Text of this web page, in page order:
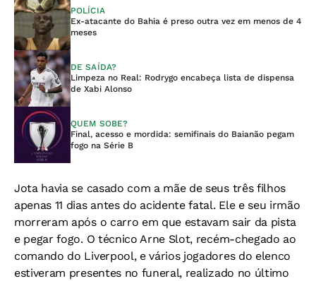
POLÍCIA
Ex-atacante do Bahia é preso outra vez em menos de 4
meses
DE SAÍDA?
Limpeza no Real: Rodrygo encabeça lista de dispensa
de Xabi Alonso
QUEM SOBE?
Final, acesso e mordida: semifinais do Baianão pegam
fogo na Série B
Jota havia se casado com a mãe de seus três filhos
apenas 11 dias antes do acidente fatal. Ele e seu irmão
morreram após o carro em que estavam sair da pista
e pegar fogo. O técnico Arne Slot, recém-chegado ao
comando do Liverpool, e vários jogadores do elenco
estiveram presentes no funeral, realizado no último